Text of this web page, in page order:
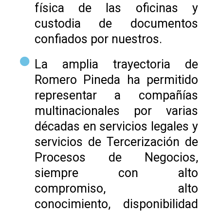
física de las oficinas y
custodia de documentos
confiados por nuestros.
La amplia trayectoria de
Romero Pineda ha permitido
representar a compañías
multinacionales por varias
décadas en servicios legales y
servicios de Tercerización de
Procesos de Negocios,
siempre con alto
compromiso, alto
conocimiento, disponibilidad